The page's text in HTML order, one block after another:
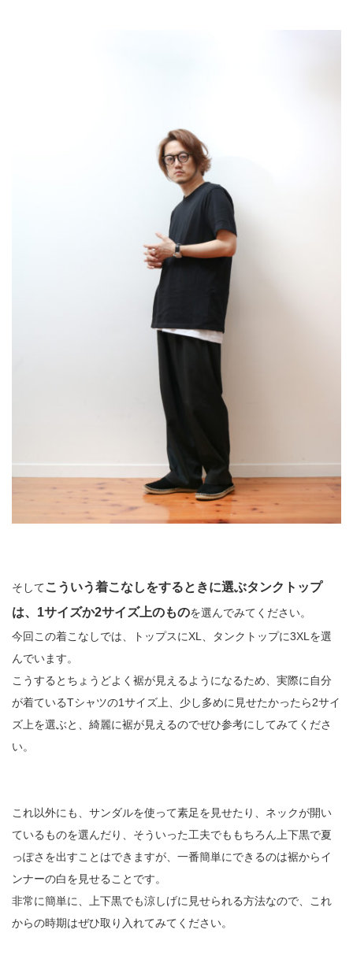
そしてこういう着こなしをするときに選ぶタンクトップ
は、1サイズか2サイズ上のものを選んでみてください。
今回この着こなしでは、トップスにXL、タンクトップに3XLを選
んでいます。
こうするとちょうどよく裾が見えるようになるため、実際に自分
が着ているTシャツの1サイズ上、少し多めに見せたかったら2サイ
ズ上を選ぶと、綺麗に裾が見えるのでぜひ参考にしてみてくださ
い。
これ以外にも、サンダルを使って素足を見せたり、ネックが開い
ているものを選んだり、そういった工夫でももちろん上下黒で夏
っぽさを出すことはできますが、一番簡単にできるのは裾からイ
ンナーの白を見せることです。
非常に簡単に、上下黒でも涼しげに見せられる方法なので、これ
からの時期はぜひ取り入れてみてください。